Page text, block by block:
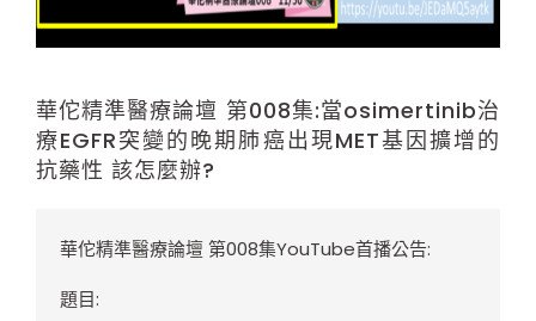
華佗精準醫療論壇 第008集:當osimertinib治
療EGFR突變的晚期肺癌出現MET基因擴增的
抗藥性 該怎麼辦?
華佗精準醫療論壇 第008集YouTube首播公告:
題目: